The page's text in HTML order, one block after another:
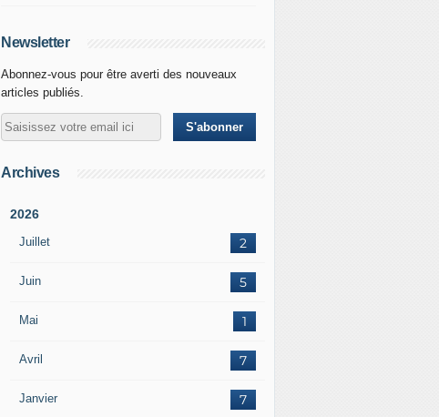
Newsletter
Abonnez-vous pour être averti des nouveaux
articles publiés.
Archives
2026
Juillet 2
Juin 5
Mai 1
Avril 7
Janvier 7